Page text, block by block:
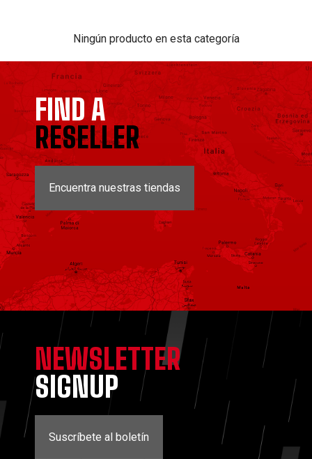
Ningún producto en esta categoría
FIND A
RESELLER
Encuentra nuestras tiendas
NEWSLETTER
SIGNUP
Suscríbete al boletín